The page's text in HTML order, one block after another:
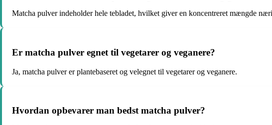
Matcha pulver indeholder hele tebladet, hvilket giver en koncentreret mængde
Er matcha pulver egnet til vegetarer og veganere?
Ja, matcha pulver er plantebaseret og velegnet til vegetarer og veganere.
Hvordan opbevarer man bedst matcha pulver?